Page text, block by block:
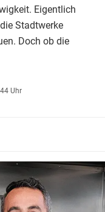
Eigentlich
Stadtwerke
Doch ob die
Uhr